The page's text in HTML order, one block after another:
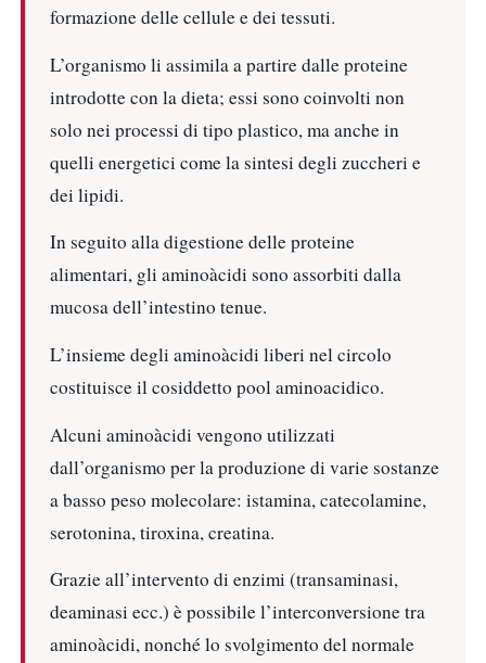
formazione delle cellule e dei tessuti.
L’organismo li assimila a partire dalle proteine
introdotte con la dieta; essi sono coinvolti non
solo nei processi di tipo plastico, ma anche in
quelli energetici come la sintesi degli zuccheri e
dei lipidi.
In seguito alla digestione delle proteine
alimentari, gli aminoàcidi sono assorbiti dalla
mucosa dell’intestino tenue.
L’insieme degli aminoàcidi liberi nel circolo
costituisce il cosiddetto pool aminoacidico.
Alcuni aminoàcidi vengono utilizzati
dall’organismo per la produzione di varie sostanze
a basso peso molecolare: istamina, catecolamine,
serotonina, tiroxina, creatina.
Grazie all’intervento di enzimi (transaminasi,
deaminasi ecc.) è possibile l’interconversione tra
aminoàcidi, nonché lo svolgimento del normale